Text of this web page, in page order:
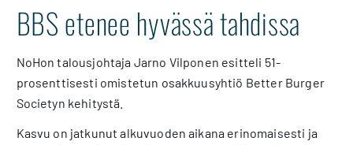
BBS etenee hyvässä tahdissa
NoHon talousjohtaja Jarno Vilponen esitteli 51-
prosenttisesti omistetun osakkuusyhtiö Better Burger
Societyn kehitystä.
Kasvu on jatkunut alkuvuoden aikana erinomaisesti ja